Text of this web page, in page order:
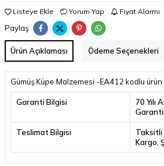
Listeye Ekle Yorum Yap Fiyat Alarmı
Paylaş
Ürün Açıklaması Ödeme Seçenekleri
Gümüş Küpe Malzemesi -EA412 kodlu ürün
Garanti Bilgisi
70 Yılı
Teslimat Bilgisi
Taksitli
Kargo,